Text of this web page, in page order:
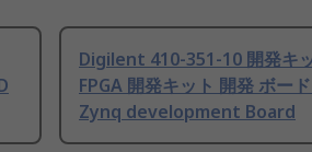
Digilent 410-351-10 開発キ
FPGA 開発キット 開発 ボー
Zynq development Board